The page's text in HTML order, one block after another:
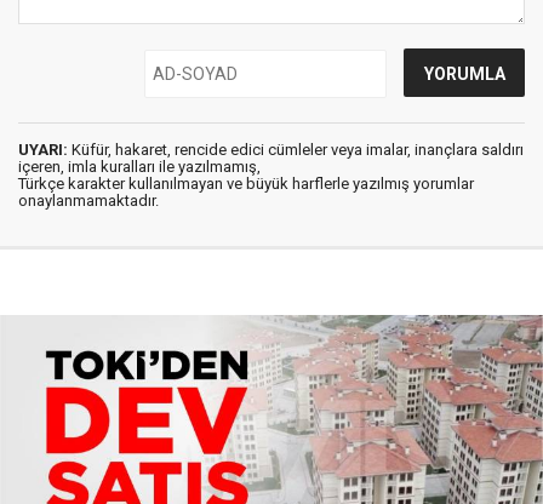
UYARI: Küfür, hakaret, rencide edici cümleler veya imalar, inançlara saldırı
içeren, imla kuralları ile yazılmamış,
Türkçe karakter kullanılmayan ve büyük harflerle yazılmış yorumlar
onaylanmamaktadır.